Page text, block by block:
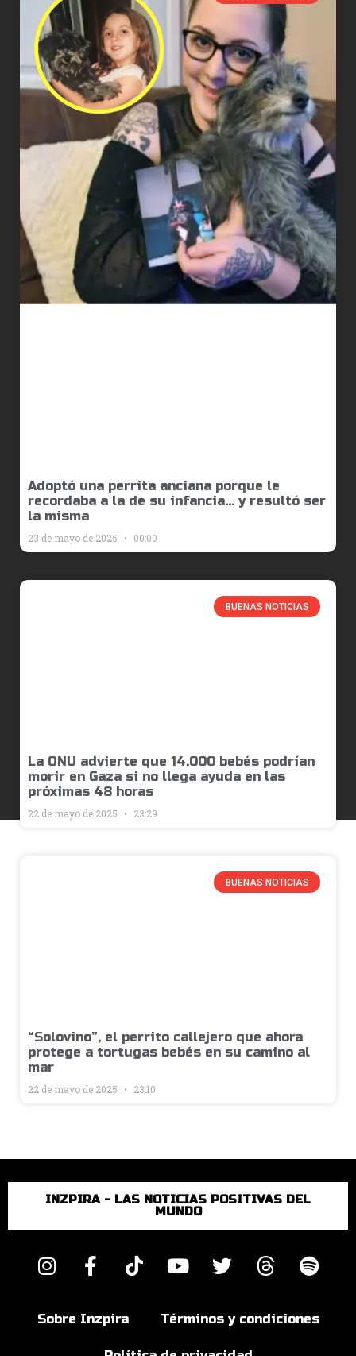
Adoptó una perrita anciana porque le
recordaba a la de su infancia… y resultó ser
la misma
23 de mayo de 2025 00:00
BUENAS NOTICIAS
La ONU advierte que 14.000 bebés podrían
morir en Gaza si no llega ayuda en las
próximas 48 horas
22 de mayo de 2025 23:29
BUENAS NOTICIAS
“Solovino”, el perrito callejero que ahora
protege a tortugas bebés en su camino al
mar
22 de mayo de 2025 23:10
INZPIRA - LAS NOTICIAS POSITIVAS DEL
MUNDO
Sobre Inzpira Términos y condiciones